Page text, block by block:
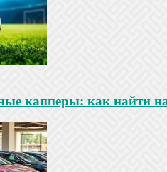
капперы: как найти